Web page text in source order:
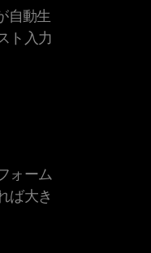
自動生
ト入力
ォーム
ば大き